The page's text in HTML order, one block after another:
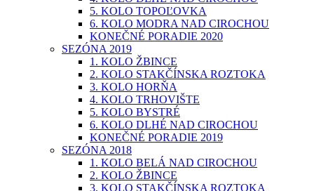
5. KOLO TOPOĽOVKA
6. KOLO MODRA NAD CIROCHOU
KONEČNÉ PORADIE 2020
SEZÓNA 2019
1. KOLO ŽBINCE
2. KOLO STAKČÍNSKA ROZTOKA
3. KOLO HORŇA
4. KOLO TRHOVIŠTE
5. KOLO BYSTRÉ
6. KOLO DLHÉ NAD CIROCHOU
KONEČNÉ PORADIE 2019
SEZÓNA 2018
1. KOLO BELÁ NAD CIROCHOU
2. KOLO ŽBINCE
3. KOLO STAKČÍNSKA ROZTOKA